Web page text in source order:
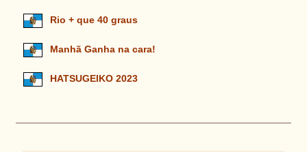
Rio + que 40 graus
Manhã Ganha na cara!
HATSUGEIKO 2023